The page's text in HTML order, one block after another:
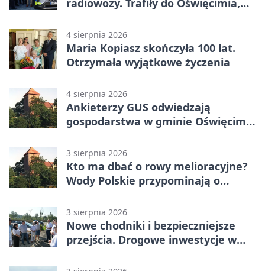
radiowozy. Trafiły do Oświęcimia,
4 sierpnia 2026
Maria Kopiasz skończyła 100 lat.
Otrzymała wyjątkowe życzenia
4 sierpnia 2026
Ankieterzy GUS odwiedzają
gospodarstwa w gminie Oświęcim.
3 sierpnia 2026
Kto ma dbać o rowy melioracyjne?
Wody Polskie przypominają o
3 sierpnia 2026
Nowe chodniki i bezpieczniejsze
przejścia. Drogowe inwestycje w